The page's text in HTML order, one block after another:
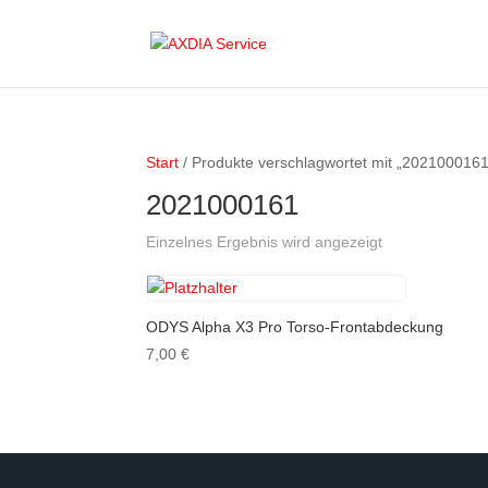
Start / Produkte verschlagwortet mit
2021000161
Einzelnes Ergebnis wird angezeigt
ODYS Alpha X3 Pro Torso-Frontabdeckung
7,00€